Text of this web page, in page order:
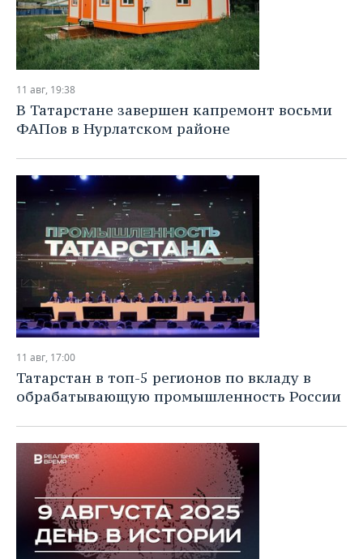
11 авг, 19:38
В Татарстане завершен капремонт восьми
ФАПов в Нурлатском районе
11 авг, 17:00
Татарстан в топ-5 регионов по вкладу в
обрабатывающую промышленность России